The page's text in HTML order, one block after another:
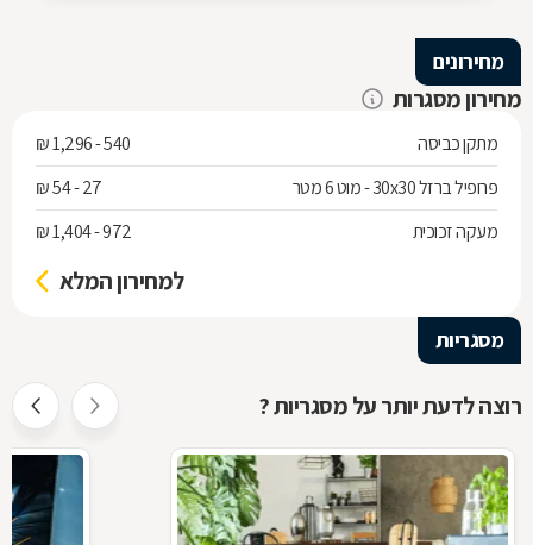
מחירונים
מחירון מסגרות
מתקן כביסה
540 - 1,296 ₪
פרופיל ברזל 30x30 - מוט 6 מטר
27 - 54 ₪
מעקה זכוכית
972 - 1,404 ₪
למחירון המלא
מסגריות
רוצה לדעת יותר על מסגריות ?